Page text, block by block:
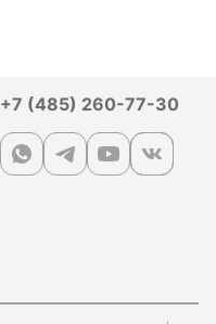
+7 (485) 260-77-30